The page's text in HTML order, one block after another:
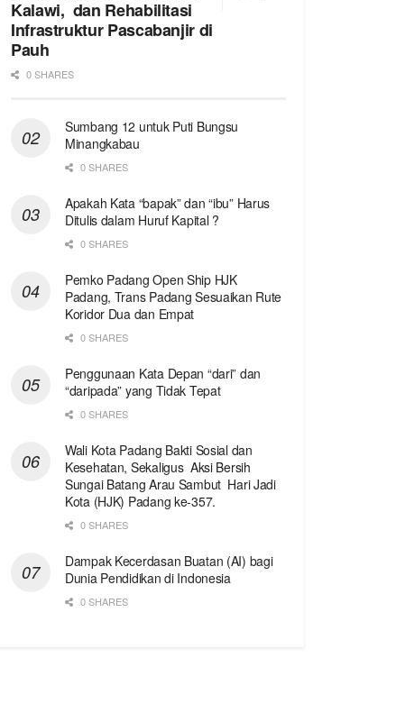
Kalawi, dan Rehabilitasi
Infrastruktur Pascabanjir di
Pauh
0 SHARES
Sumbang 12 untuk Puti Bungsu
Minangkabau
0 SHARES
Apakah Kata “bapak” dan “ibu” Harus
Ditulis dalam Huruf Kapital ?
0 SHARES
Pemko Padang Open Ship HJK
Padang, Trans Padang Sesuaikan Rute
Koridor Dua dan Empat
0 SHARES
Penggunaan Kata Depan “dari” dan
“daripada” yang Tidak Tepat
0 SHARES
Wali Kota Padang Bakti Sosial dan
Kesehatan, Sekaligus Aksi Bersih
Sungai Batang Arau Sambut Hari Jadi
Kota (HJK) Padang ke-357.
0 SHARES
Dampak Kecerdasan Buatan (AI) bagi
Dunia Pendidikan di Indonesia
0 SHARES